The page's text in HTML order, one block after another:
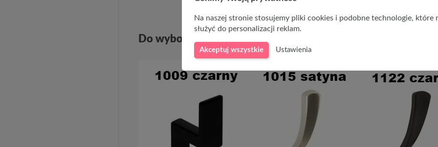
Do wyboru dwa rodzaje haczyków na ubrania:
Na naszej stronie stosujemy pliki cookies i podobne technologie, które
służyć do personalizacji reklam.
Akceptuj wszystkie Ustawienia